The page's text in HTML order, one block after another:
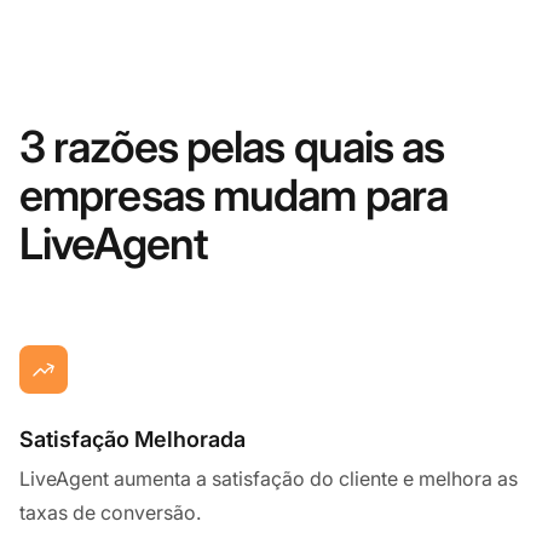
3 razões pelas quais as
empresas mudam para
LiveAgent
Satisfação Melhorada
LiveAgent aumenta a satisfação do cliente e melhora as
taxas de conversão.